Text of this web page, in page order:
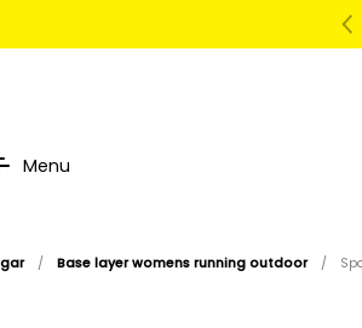
Menu
/ Base layer womens running outdoor /